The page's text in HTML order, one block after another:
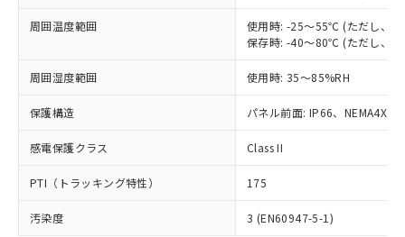
周囲温度範囲
使用時: -25～55℃ (ただし、氷
保存時: -40～80℃ (ただし、氷
周囲湿度範囲 使用時: 35～85%RH
保護構造 パネル前面: IP66、NEMA4X,
感電保護クラス Class II
PTI（トラッキング特性） 175
汚染度 3 (EN60947-5-1)
メンバーズにご登録されている必要が
お客様が当ウェブサイト上で当社にご
登録された部品リストについて、当社
および当社の共同利用者が、当社の製
品・サービスに関するお客様との取
引・商談に必要な範囲で利用すること
をご了承ください。
の共同利用に関して"
の「1.共同利
用者の範囲」に記載されている法人を
※3 非含有証明書ダウンロード
下記の非含有証明書をダウンロードするこ
EU RoHS指令（10物質）の非含有証明書
51物質の非含有証明書（当社基準）
※本証明書は発行日時点で非含有を証明す
るもので、過去に遡って非含有を証明する
及ぼさない年数を意味します。
「－」：未確認です。当社販売部門へお問
キャンセル
情報を公開していない機種